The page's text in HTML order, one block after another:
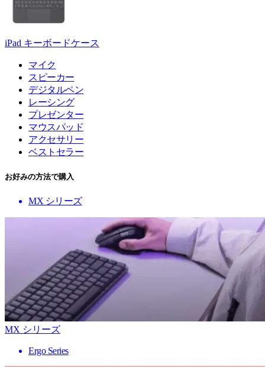
iPad キーボードケース
マイク
スピーカー
デジタルペン
レーシング
プレゼンター
マウスパッド
アクセサリー
ベストセラー
お好みの方法で購入
MX シリーズ
MX シリーズ
Ergo Series